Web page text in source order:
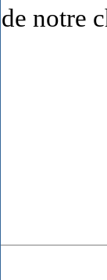
de notre